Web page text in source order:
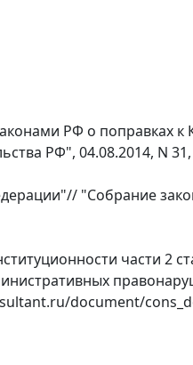
РФ о поправках к
РФ", 04.08.2014, N 31,
"Собрание
части 2
document/